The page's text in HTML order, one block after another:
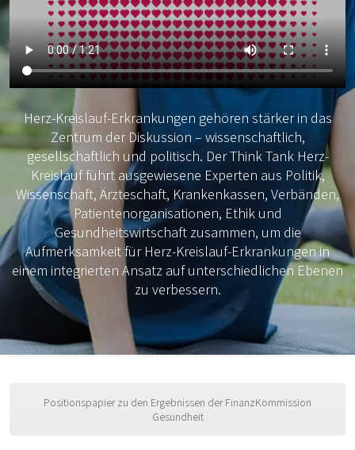
Herz-Kreislauf-Erkrankungen gehören stärker in das
Zentrum der Diskussion – wissenschaftlich,
gesellschaftlich und politisch. Der Think Tank Herz-
Kreislauf führt ausgewiesene Experten aus Politik,
Wissenschaft, Ärzteschaft, Krankenkassen, Verbänden,
Patientenorganisationen, Ethik und
Gesundheitswirtschaft zusammen, um die
Aufmerksamkeit für Herz-Kreislauf-Erkrankungen in
einem integrierten Ansatz auf unterschiedlichen Ebenen
zu verbessern.
Positionspapier zu den Ergebnissen der FinanzKommission
Gesundheit